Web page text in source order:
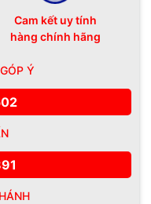
Cam kết uy tính
hàng chính hãng
Ý